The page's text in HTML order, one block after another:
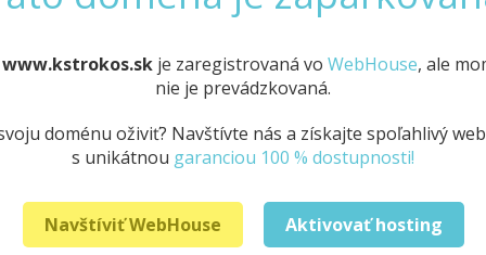
www.kstrokos.sk je zaregistrovaná vo WebHouse, ale
nie je prevádzkovaná.
doménu oživiť? Navštívte nás a získajte spoľahlivý
s unikátnou garanciou 100 % dostupnosti!
Navštíviť WebHouse Aktivovať hosting